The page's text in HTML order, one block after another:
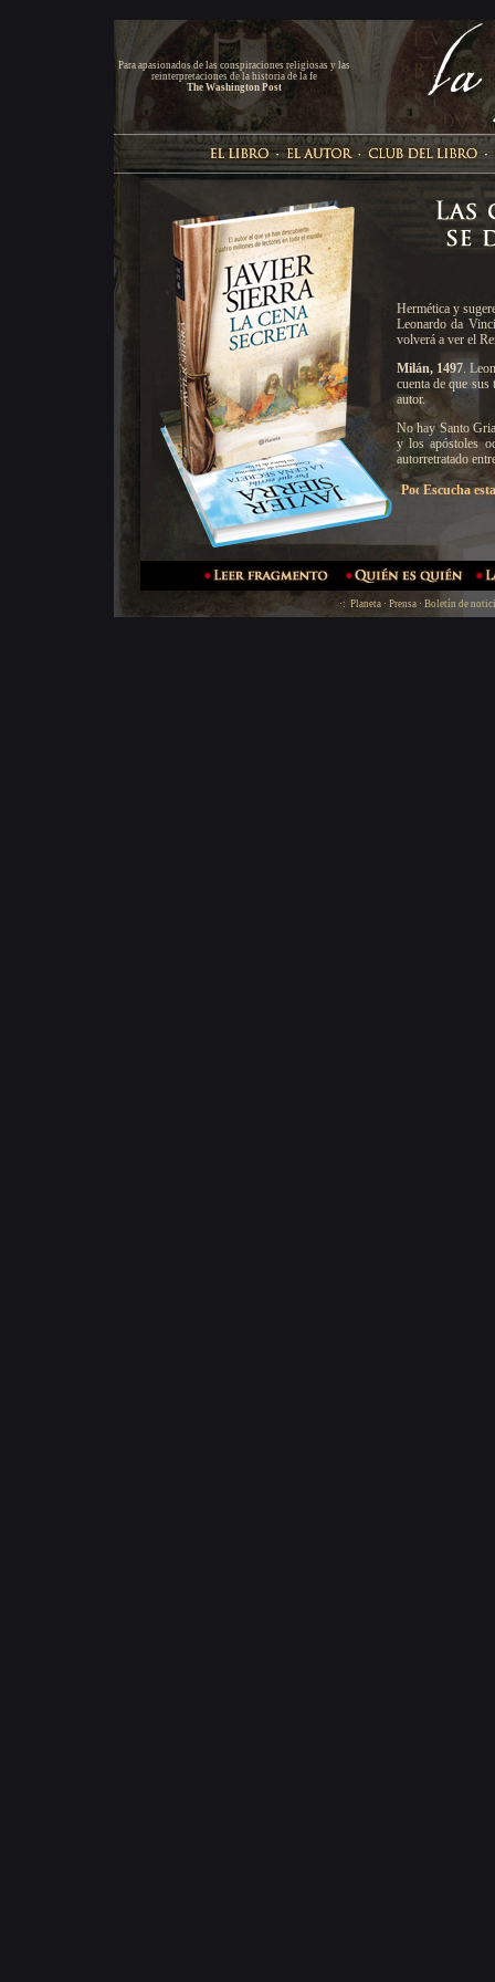
Para apasionados de las conspiraciones religiosas y las
reinterpretaciones de la historia de la fe
The Washington Post
Hermética y
Leonardo da
volverá a ver el
Milán, 1497.
cuenta de que
autor.
No hay Santo
y los apóstoles
autorretratado
Escucha
·: Planeta· Prensa· Boletín de